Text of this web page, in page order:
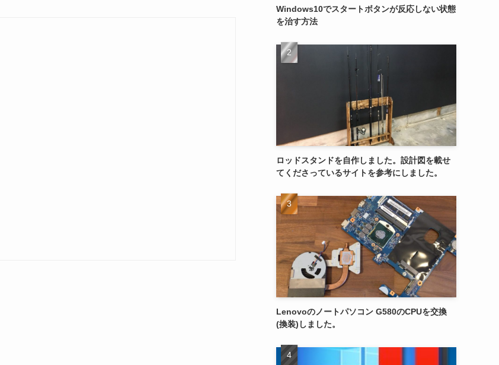
Windows10でスタートボタンが反応しない状態
を治す方法
ロッドスタンドを自作しました。設計図を載せ
てくださっているサイトを参考にしました。
Lenovoのノートパソコン G580のCPUを交換
(換装)しました。